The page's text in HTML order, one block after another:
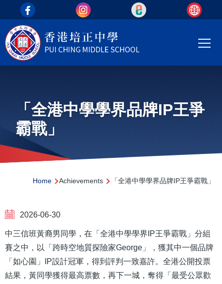
Skip to main content
top_area
「全港中學學界品牌IP王爭
霸戰」
Home Achievements 「全港中學學界品牌IP王爭霸戰」
2026-06-30
中三信班黃裔男同學，在「全港中學學界IP王爭霸戰」分組
賽之中，以「跨時空地質探險家George」，獲其中一個品牌
「如心園」IP設計冠軍，得到評判一致嘉許。全港公開投票
結果，黃同學獲得最高票數，再下一城，奪得「最受公眾歡